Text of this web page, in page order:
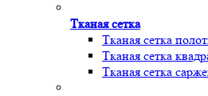
Тканая сетка
Тканая сетка
Тканая сетка
Тканая сетка